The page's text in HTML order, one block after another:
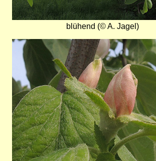
blühend (© A. Jagel)
Bild